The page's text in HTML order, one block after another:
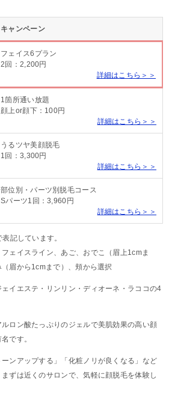
キャンペーン
フェイス6プラン
2回：2,200円
詳細はこちら＞＞
1箇所通い放題
顔上or顔下：100円
詳細はこちら＞＞
うるツヤ美顔脱毛
1回：3,300円
詳細はこちら＞＞
部位別・パーツ別脱毛コース
Sパーツ1回：3,960円
詳細はこちら＞＞
記しています。
ェイスライン、あご、おでこ（眉上1cmま
眉から1cmまで）、頬から選択
イエステ・リンリン・ディオーネ・ラココの4
ロン酸たっぷりのジェルで美肌効果の高い顔
です。
ンアップする」「化粧ノリが良くなる」など
ずは近くのサロンで、気軽に顔脱毛を体験し